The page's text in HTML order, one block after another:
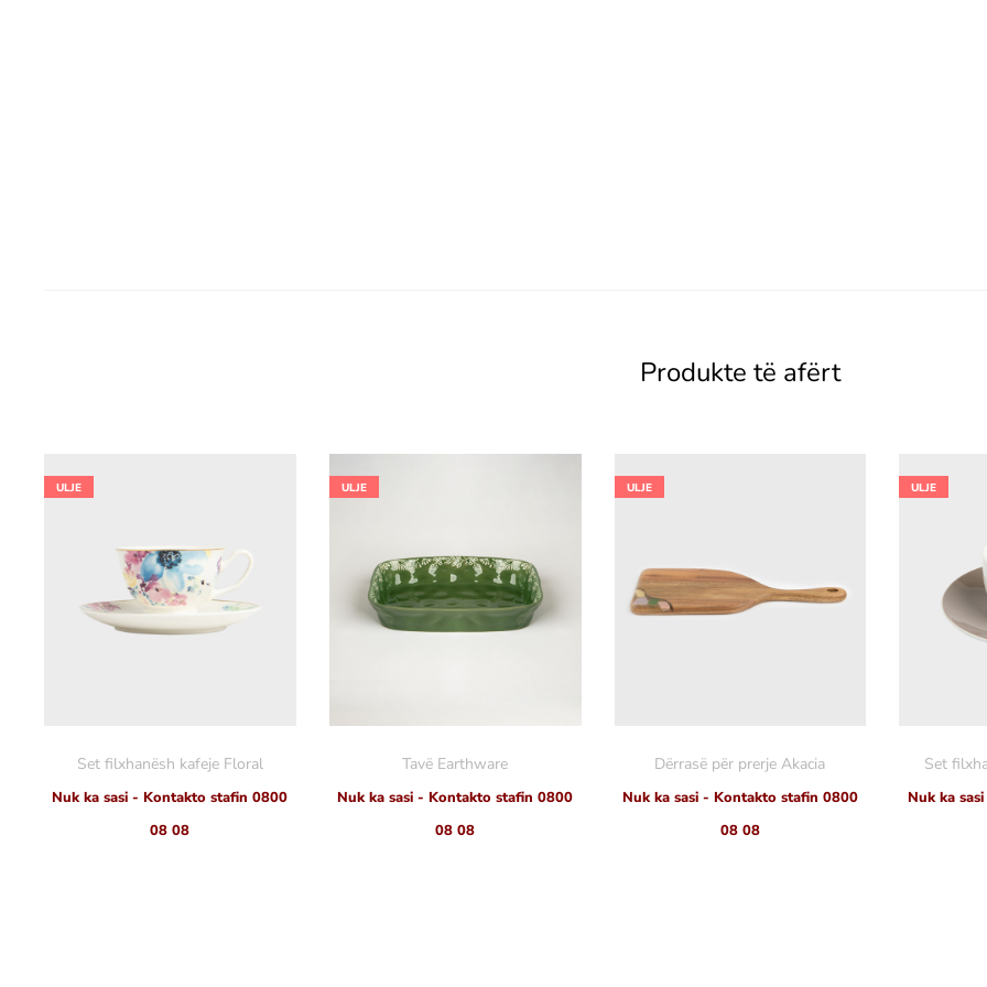
Produkte të afërt
ULJE
Set filxhanësh kafeje Floral
Nuk ka sasi - Kontakto stafin 0800
08 08
ULJE
Tavë Earthware
Nuk ka sasi - Kontakto stafin 0800
08 08
ULJE
Dërrasë për prerje Akacia
Nuk ka sasi - Kontakto stafin 0800
08 08
ULJE
Set
Nuk ka